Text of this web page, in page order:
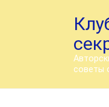
советы